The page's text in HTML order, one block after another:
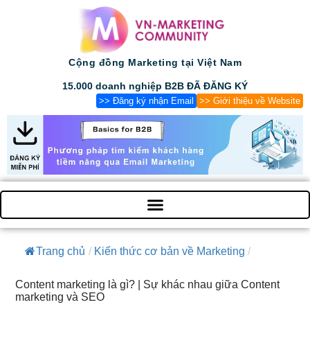
Cộng đồng Marketing tại Việt Nam
15.000 doanh nghiệp B2B ĐÃ ĐĂNG KÝ
>> Giới thiệu về Website
>> Đăng ký nhận Email
Trang chủ / Kiến thức cơ bản về Marketing /
Content marketing là gì? | Sự khác nhau giữa Content
marketing và SEO